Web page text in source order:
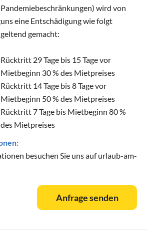
Pandemiebeschränkungen) wird von
uns eine Entschädigung wie folgt
geltend gemacht:
Rücktritt 29 Tage bis 15 Tage vor
Mietbeginn 30 % des Mietpreises
Rücktritt 14 Tage bis 8 Tage vor
Mietbeginn 50 % des Mietpreises
Rücktritt 7 Tage bis Mietbeginn 80 %
des Mietpreises
besuchen Sie uns auf urlaub-am-
Anfrage senden